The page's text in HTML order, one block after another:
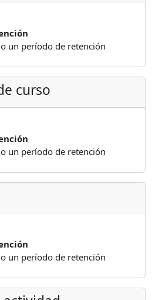
un período de retención
curso
un período de retención
un período de retención